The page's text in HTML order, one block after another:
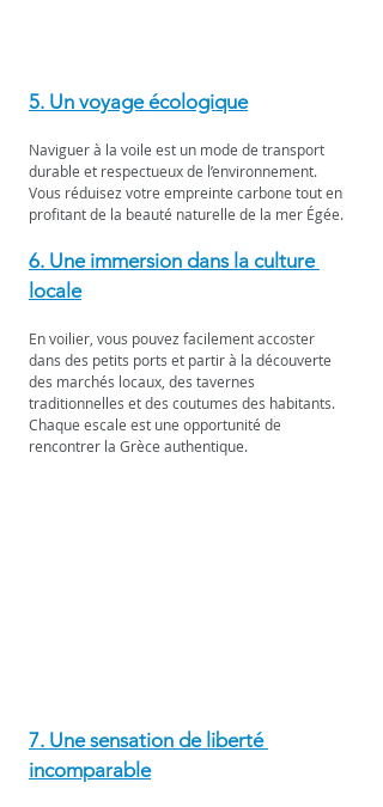
5. Un voyage écologique
Naviguer à la voile est un mode de transport
durable et respectueux de l’environnement.
Vous réduisez votre empreinte carbone tout en
profitant de la beauté naturelle de la mer Égée.
6. Une immersion dans la culture
locale
En voilier, vous pouvez facilement accoster
dans des petits ports et partir à la découverte
des marchés locaux, des tavernes
traditionnelles et des coutumes des habitants.
Chaque escale est une opportunité de
rencontrer la Grèce authentique.
7. Une sensation de liberté
incomparable